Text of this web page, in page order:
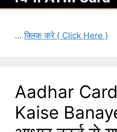
…क्लिक करे { Click Here }
Aadhar
Kaise